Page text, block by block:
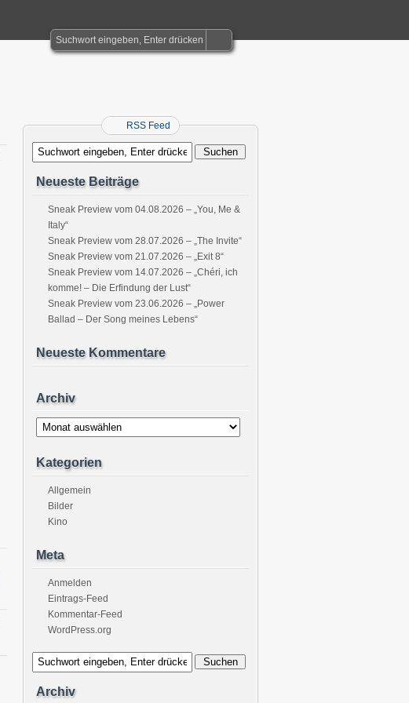
RSS Feed
Neueste Beiträge
Sneak Preview vom 04.08.2026 – „You, Me &
Italy“
Sneak Preview vom 28.07.2026 – „The Invite“
Sneak Preview vom 21.07.2026 – „Exit 8“
Sneak Preview vom 14.07.2026 – „Chéri, ich
komme! – Die Erfindung der Lust“
Sneak Preview vom 23.06.2026 – „Power
Ballad – Der Song meines Lebens“
Neueste Kommentare
Archiv
Archiv
Kategorien
Allgemein
Bilder
Kino
Meta
Anmelden
Eintrags-Feed
Kommentar-Feed
WordPress.org
Archiv